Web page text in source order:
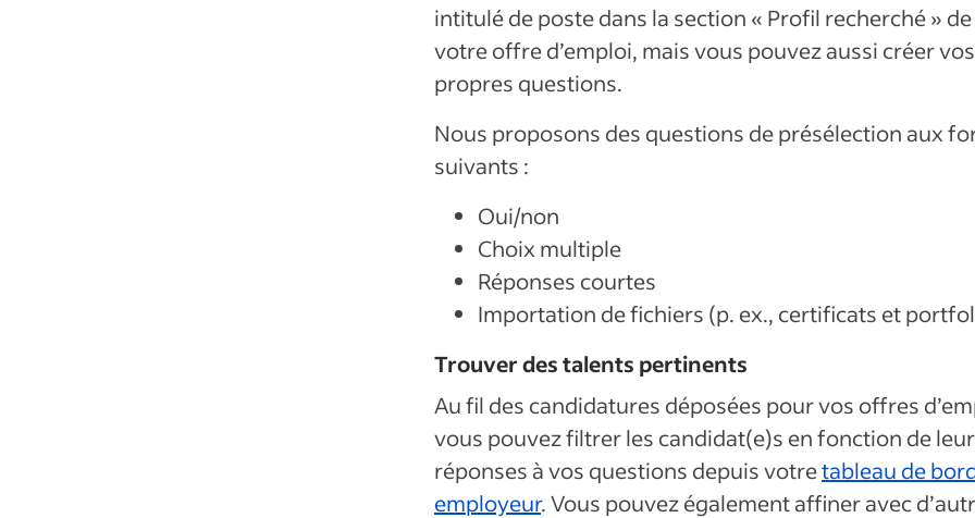
intitulé de poste dans la section « Profil recherché » de
votre offre d’emploi, mais vous pouvez aussi créer vos
propres questions.
Nous proposons des questions de présélection aux
suivants :
Oui/non
Choix multiple
Réponses courtes
Importation de fichiers (p. ex., certificats et
Trouver des talents pertinents
Au fil des candidatures déposées pour vos offres
vous pouvez filtrer les candidat(e)s en fonction de
réponses à vos questions depuis votretableau de
employeur. Vous pouvez également affiner avec